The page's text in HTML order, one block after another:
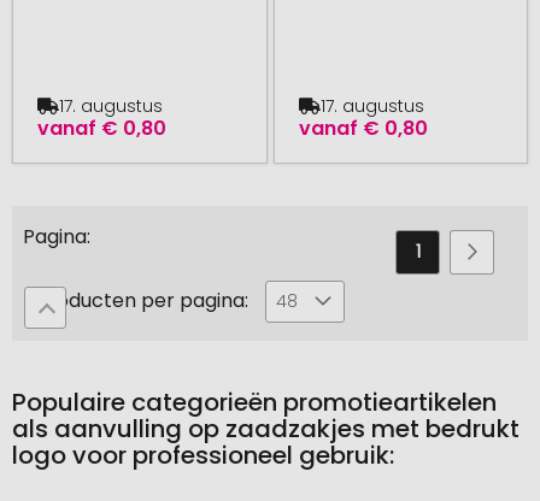
vanaf € 0,80
17. augustus
vanaf € 0,80
17. augustus
Pagina
U
1 Pagina
2
Producten per pagina: 48
Populaire categorieën promotieartikelen
als aanvulling op zaadzakjes met bedrukt
logo voor professioneel gebruik: